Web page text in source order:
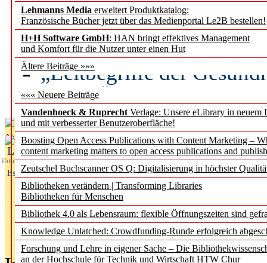
Lehmanns Media erweitert Produktkatalog:
Französische Bücher jetzt über das Medienportal Le2B bestellen!
H+H Software GmbH: HAN bringt effektives Management
und Komfort für die Nutzer unter einen Hut
Ältere Beiträge »»»
««« Neuere Beiträge
Vandenhoeck & Ruprecht Verlage: Unsere eLibrary in neuem
und mit verbesserter Benutzeroberfläche!
Boosting Open Access Publications with Content Marketing –
content marketing matters to open access publications and
Zeutschel Buchscanner OS Q: Digitalisierung in höchster
Bibliotheken verändern | Transforming Libraries
Bibliotheken für Menschen
Bibliothek 4.0 als Lebensraum: flexible Öffnungszeiten sind
Knowledge Unlatched: Crowdfunding-Runde erfolgreich
Forschung und Lehre in eigener Sache – Die
an der Hochschule für Technik und Wirtschaft HTW Chur
Künstliche Intelligenz
besser zu verstehen
„Leitbegriffe der
des BIÖG erscheinen
Aktuelles aus
L
ibrary
Essentials